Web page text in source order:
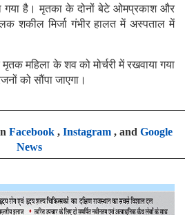
गया है। मृतका के दोनों बेटे ओमप्रकाश और
शकील मिर्जा गंभीर हालत में अस्पताल में
महिला के शव को मोर्चरी में रखवाया गया
को सौंपा जाएगा।
Facebook, Instagram, and Google
News